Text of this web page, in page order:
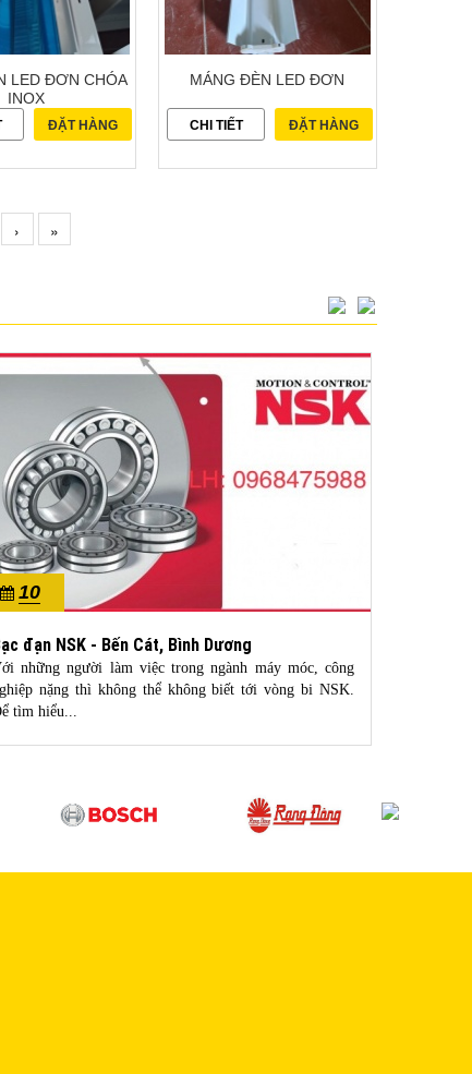
LED ĐƠN CHÓA
INOX
ĐẶT HÀNG
MÁNG ĐÈN LED ĐƠN
CHI TIẾT ĐẶT HÀNG
› »
10
2022
đạn NSK - Bến Cát, Bình Dương
những người làm việc trong ngành máy móc, công
nặng thì không thể không biết tới vòng bi NSK.
tìm hiểu...